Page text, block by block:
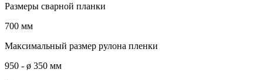
Размеры сварной планки
700 мм
Максимальный размер рулона пленки
950 - ø 350 мм